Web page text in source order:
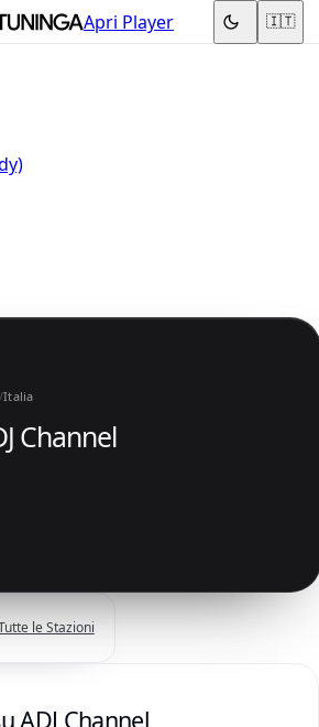
Apri Player 🇮🇹
/Italia
Channel
le Stazioni
ADJ Channel